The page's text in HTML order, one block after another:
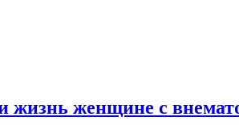
жизнь женщине с